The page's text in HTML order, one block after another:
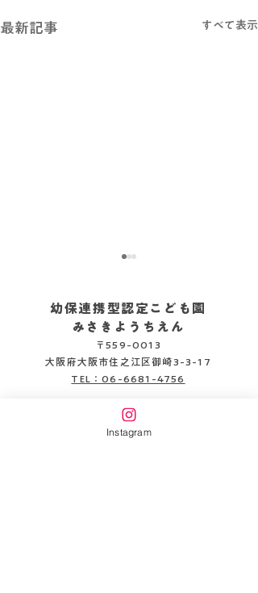
最新記事 すべて表示
2026.08.06
幼保連携型認定こども園
みさきようちえん
〒559-0013
大阪府大阪市住之江区御崎3-3-17
TEL：06-6681-4756
企業主導型保育施設
みさきピッコロ保育園
Instagram